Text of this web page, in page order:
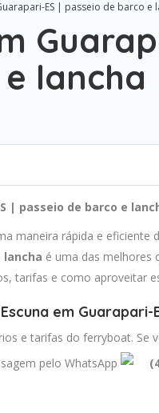
ES | passeio de barco e
lancha
| passeio de barco e
maneira rápida e eficiente
lancha é uma das melhores
tarifas e como aproveitar
em
e tarifas do ferryboat. Se
pelo WhatsApp